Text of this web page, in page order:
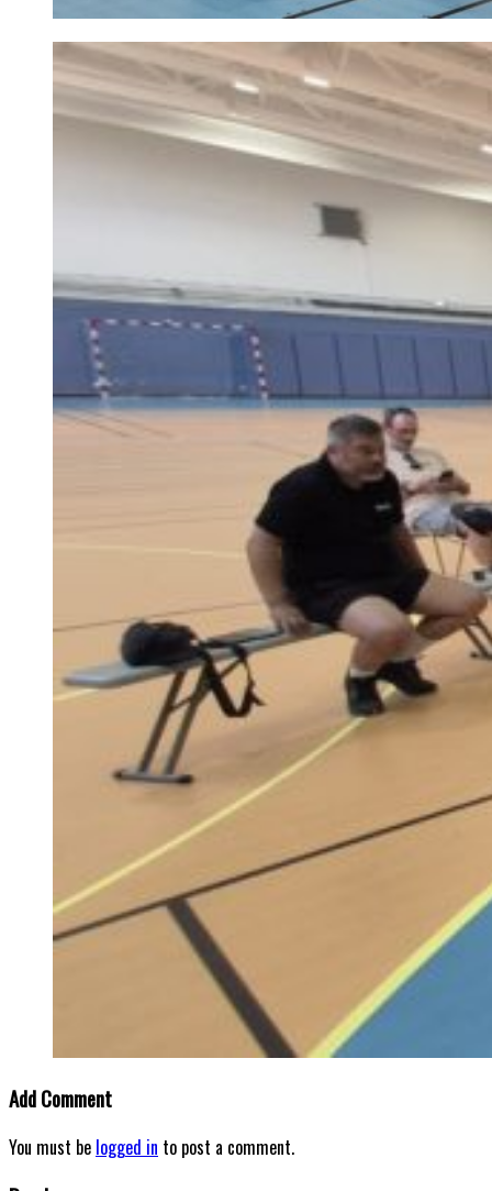
Add Comment
You must be logged in to post a comment.